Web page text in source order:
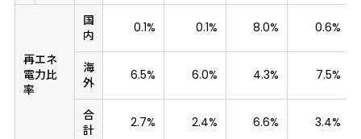
再エネ
電力比
率
国
内
0.1% 0.1% 8.0% 0.6%
海
外
6.5% 6.0% 4.3% 7.5%
合
計
2.7% 2.4% 6.6% 3.4%